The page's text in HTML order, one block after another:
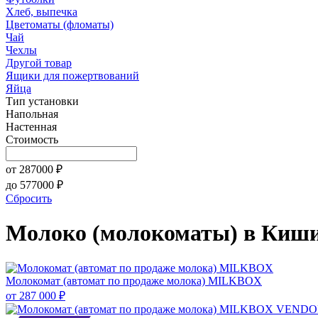
Хлеб, выпечка
Цветоматы (фломаты)
Чай
Чехлы
Другой товар
Ящики для пожертвований
Яйца
Тип установки
Напольная
Настенная
Стоимость
от 287000 ₽
до 577000 ₽
Сбросить
Молоко (молокоматы) в
Молокомат (автомат по продаже молока) MILKBOX
от 287 000 ₽